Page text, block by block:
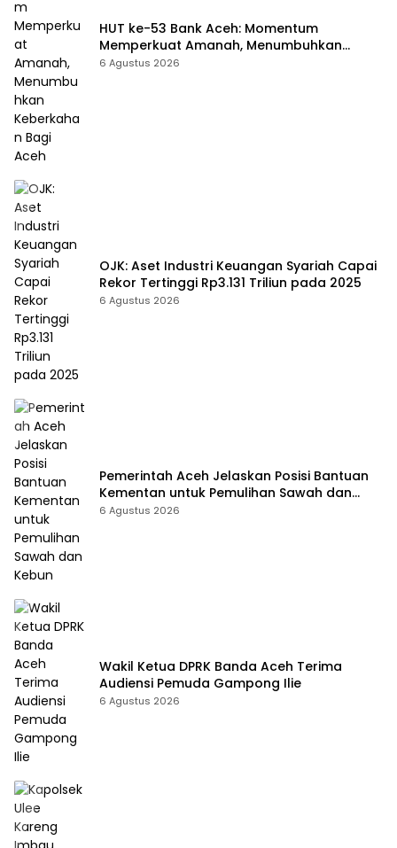
HUT ke-53 Bank Aceh: Momentum
Memperkuat Amanah, Menumbuhkan
Keberkahan Bagi Aceh
6 Agustus 2026
OJK: Aset Industri Keuangan Syariah Capai
Rekor Tertinggi Rp3.131 Triliun pada 2025
6 Agustus 2026
Pemerintah Aceh Jelaskan Posisi Bantuan
Kementan untuk Pemulihan Sawah dan
Kebun
6 Agustus 2026
Wakil Ketua DPRK Banda Aceh Terima
Audiensi Pemuda Gampong Ilie
6 Agustus 2026